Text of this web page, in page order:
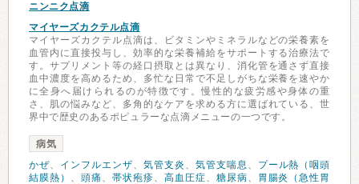
ニンニク点滴
マイヤーズカクテル点滴
マイヤーズカクテル点滴は、ビタミンやミネラルなどの栄養素を
血管内に直接投与し、効率的な栄養補給をサポートする治療法で
す。サプリメント等の経口摂取とは異なり、消化管を通さず直接
血中濃度を高めるため、多忙な日常で不足しがちな栄養を速やか
に全身へ届けられるのが特徴です。慢性的な疲労感や身体の重
さ、肌の悩みなど、多角的なケアを求める方に選ばれている、世
界中で歴史のあるポピュラーな点滴メニューの一つです。
病気
かぜ、 インフルエンザ、 気管支炎 、 気管支喘息 、
プール熱（咽頭
結膜熱） 、 頭痛 、 帯状疱疹、 高血圧症、 糖尿病、
胃腸炎（急性胃